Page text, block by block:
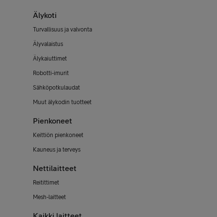
Älykoti
Turvallisuus ja valvonta
Älyvalaistus
Älykaiuttimet
Robotti-imurit
Sähköpotkulaudat
Muut älykodin tuotteet
Pienkoneet
Keittiön pienkoneet
Kauneus ja terveys
Nettilaitteet
Reitittimet
Mesh-laitteet